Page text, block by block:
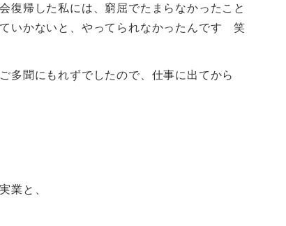
復帰した私には、窮屈でたまらなかったこと
いかないと、やってられなかったんです 笑
多聞にもれずでしたので、仕事に出てから
業と、